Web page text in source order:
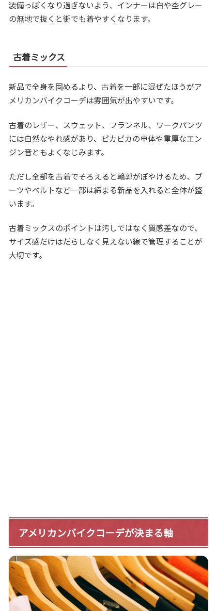
装備っぽくなり過ぎないよう、インナーは白や杢グレー
の無地で抜くと街でも着やすくなります。
古着ミックス
新品で全身を固めるより、古着を一部に混ぜたほうがア
メリカンバイクコーデは雰囲気が出やすいです。
古着のレザー、スウェット、フランネル、ワークパンツ
には自然なやれ感があり、ピカピカの車体や重厚なエン
ジン音ともよくなじみます。
ただし全部を古着でそろえると輪郭がぼやけるため、ブ
ーツやベルトなど一部は締まる新品を入れると全体が整
います。
古着ミックスのポイントは汚しではなく質感差なので、
サイズ感だけはだらしなく見えない線で管理することが
大切です。
アメリカンバイクコーデが決まる軸